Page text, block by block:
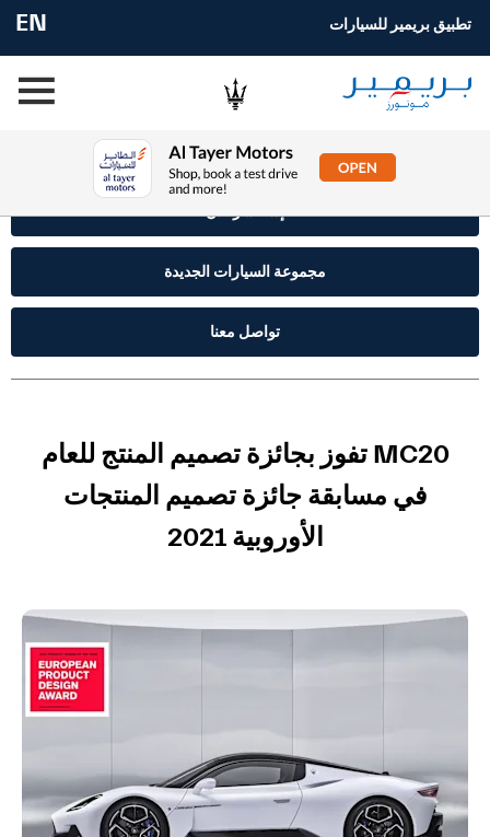
EN تطبيق بريمير للسيارات
إستفسر الآن
مجموعة السيارات الجديدة
تواصل معنا
MC20 تفوز بجائزة تصميم المنتج للعام
في مسابقة جائزة تصميم المنتجات
الأوروبية 2021